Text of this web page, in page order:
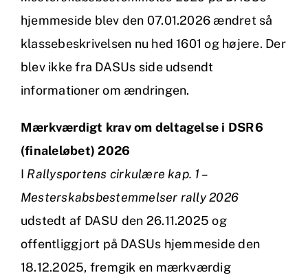
hjemmeside blev den 07.01.2026 ændret så
klassebeskrivelsen nu hed 1601 og højere. Der
blev ikke fra DASUs side udsendt
informationer om ændringen.
Mærkværdigt krav om deltagelse i DSR6
(finaleløbet) 2026
I Rallysportens cirkulære kap. 1 –
Mesterskabsbestemmelser rally 2026
udstedt af DASU den 26.11.2025 og
offentliggjort på DASUs hjemmeside den
18.12.2025, fremgik en mærkværdig